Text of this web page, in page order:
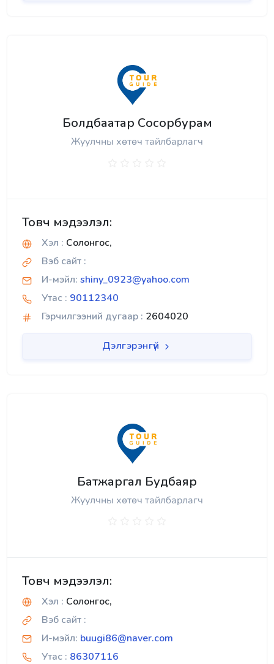
Болдбаатар Сосорбурам
Жуулчны хөтөч тайлбарлагч
Товч мэдээлэл:
Хэл : Солонгос,
Вэб сайт :
И-мэйл: shiny_0923@yahoo.com
Утас : 90112340
Гэрчилгээний дугаар : 2604020
Дэлгэрэнгүй
Батжаргал Будбаяр
Жуулчны хөтөч тайлбарлагч
Товч мэдээлэл:
Хэл : Солонгос,
Вэб сайт :
И-мэйл: buugi86@naver.com
Утас : 86307116